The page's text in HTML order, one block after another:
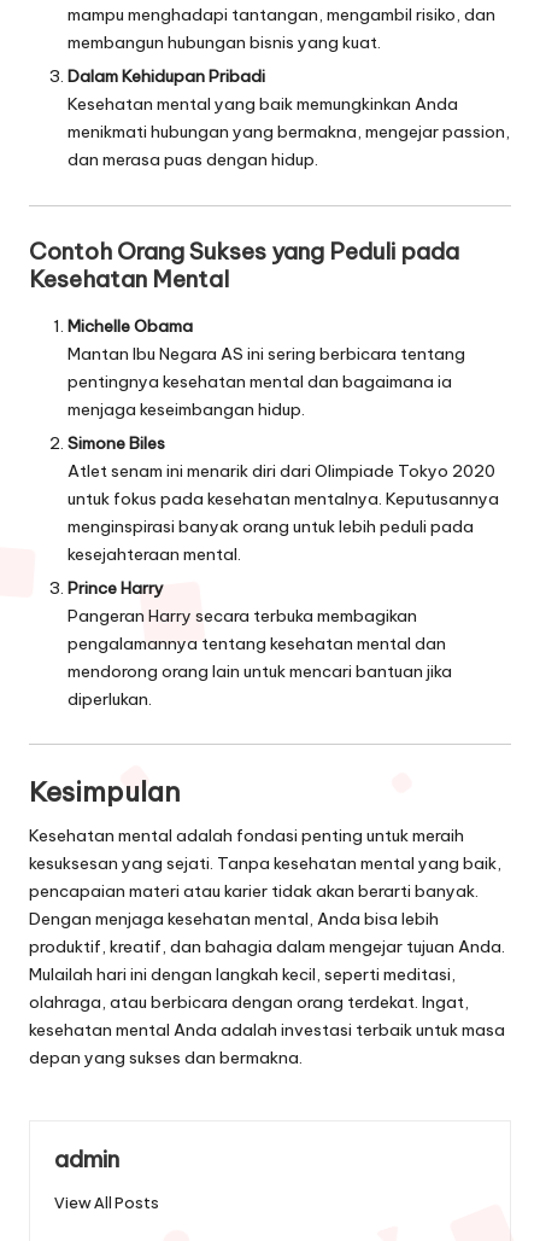
mampu menghadapi tantangan, mengambil risiko, dan
membangun hubungan bisnis yang kuat.
Dalam Kehidupan Pribadi
Kesehatan mental yang baik memungkinkan Anda
menikmati hubungan yang bermakna, mengejar passion,
dan merasa puas dengan hidup.
Contoh Orang Sukses yang Peduli pada
Kesehatan Mental
Michelle Obama
Mantan Ibu Negara AS ini sering berbicara tentang
pentingnya kesehatan mental dan bagaimana ia
menjaga keseimbangan hidup.
Simone Biles
Atlet senam ini menarik diri dari Olimpiade Tokyo 2020
untuk fokus pada kesehatan mentalnya. Keputusannya
menginspirasi banyak orang untuk lebih peduli pada
kesejahteraan mental.
Prince Harry
Pangeran Harry secara terbuka membagikan
pengalamannya tentang kesehatan mental dan
mendorong orang lain untuk mencari bantuan jika
diperlukan.
Kesimpulan
Kesehatan mental adalah fondasi penting untuk meraih
kesuksesan yang sejati. Tanpa kesehatan mental yang baik,
pencapaian materi atau karier tidak akan berarti banyak.
Dengan menjaga kesehatan mental, Anda bisa lebih
produktif, kreatif, dan bahagia dalam mengejar tujuan Anda.
Mulailah hari ini dengan langkah kecil, seperti meditasi,
olahraga, atau berbicara dengan orang terdekat. Ingat,
kesehatan mental Anda adalah investasi terbaik untuk masa
depan yang sukses dan bermakna.
admin
View All Posts